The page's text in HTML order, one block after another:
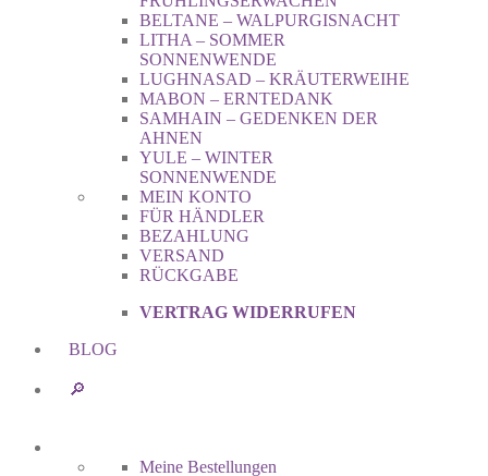
BELTANE – WALPURGISNACHT
LITHA – SOMMER
SONNENWENDE
LUGHNASAD – KRÄUTERWEIHE
MABON – ERNTEDANK
SAMHAIN – GEDENKEN DER
AHNEN
YULE – WINTER
SONNENWENDE
MEIN KONTO
FÜR HÄNDLER
BEZAHLUNG
VERSAND
RÜCKGABE
VERTRAG WIDERRUFEN
BLOG
🔎︎
Meine Bestellungen